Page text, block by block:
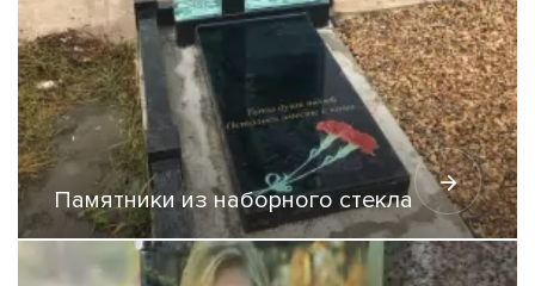
Памятники из наборного стекла